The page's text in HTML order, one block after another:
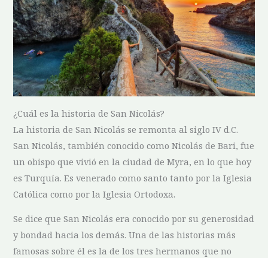
¿Cuál es la historia de San Nicolás?
La ⁢historia de San Nicolás se remonta al siglo IV d.C.
San Nicolás, también conocido como ‌Nicolás de Bari, fue
un⁤ obispo que vivió ⁣en‌ la ciudad de Myra,​ en lo que hoy‍
es Turquía. Es venerado como santo tanto por la Iglesia
Católica⁢ como por la Iglesia Ortodoxa.
Se dice que San Nicolás era conocido⁤ por su generosidad
y bondad ​hacia los demás.⁣ Una de las historias más
famosas sobre él es la de los tres hermanos que no